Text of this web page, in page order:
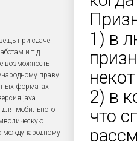
при сдаче
и т.д.
возможность
праву.
форматах
java
мобильного
международному
1) в
2) в
что